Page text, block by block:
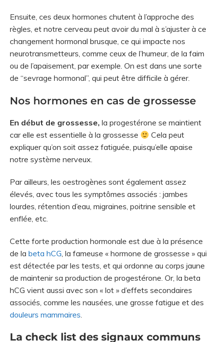
Ensuite, ces deux hormones chutent à l’approche des
règles, et notre cerveau peut avoir du mal à s’ajuster à ce
changement hormonal brusque, ce qui impacte nos
neurotransmetteurs, comme ceux de l’humeur, de la faim
ou de l’apaisement, par exemple. On est dans une sorte
de “sevrage hormonal”, qui peut être difficile à gérer.
Nos hormones en cas de grossesse
En début de grossesse, la progestérone se maintient
car elle est essentielle à la grossesse
Cela peut
expliquer qu’on soit assez fatiguée, puisqu’elle apaise
notre système nerveux.
Par ailleurs, les oestrogènes sont également assez
élevés, avec tous les symptômes associés : jambes
lourdes, rétention d’eau, migraines, poitrine sensible et
enflée, etc.
Cette forte production hormonale est due à la présence
de la beta hCG , la fameuse « hormone de grossesse » qui
est détectée par les tests, et qui ordonne au corps jaune
de maintenir sa production de progestérone. Or, la beta
hCG vient aussi avec son « lot » d’effets secondaires
associés, comme les nausées, une grosse fatigue et des
douleurs mammaires
La check list des signaux communs